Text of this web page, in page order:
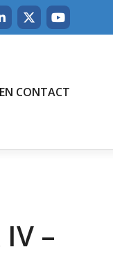
CONTACT
–